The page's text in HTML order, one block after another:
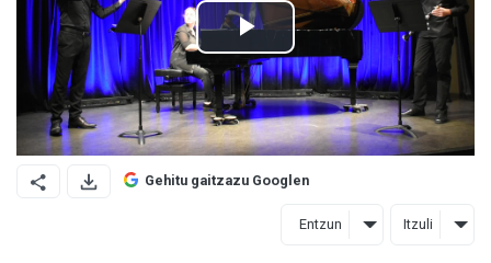
Gehitu gaitzazu Googlen
Entzun Itzuli